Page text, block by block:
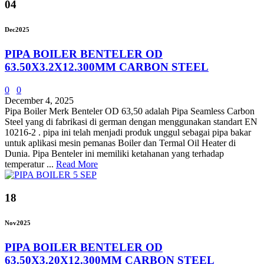
04
Dec2025
PIPA BOILER BENTELER OD
63.50X3.2X12.300MM CARBON STEEL
0
0
December 4, 2025
Pipa Boiler Merk Benteler OD 63,50 adalah Pipa Seamless Carbon
Steel yang di fabrikasi di german dengan menggunakan standart EN
10216-2 . pipa ini telah menjadi produk unggul sebagai pipa bakar
untuk aplikasi mesin pemanas Boiler dan Termal Oil Heater di
Dunia. Pipa Benteler ini memiliki ketahanan yang terhadap
temperatur ... Read More
18
Nov2025
PIPA BOILER BENTELER OD
63.50X3.20X12.300MM CARBON STEEL